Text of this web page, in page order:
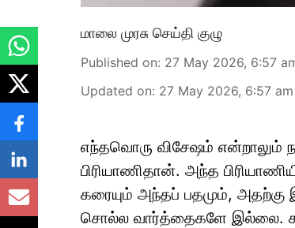
மாலை முரசு செய்தி குழு
Published on: 27 May 2026, 6:57
Updated on: 27 May 2026, 6:57 am
எந்தவொரு விசேஷம் என்றாலும்
பிரியாணிதான். அந்த
கரையும் அந்தப் பதமும், அதற்கு
சொல்ல வார்த்தைகளே இல்லை.